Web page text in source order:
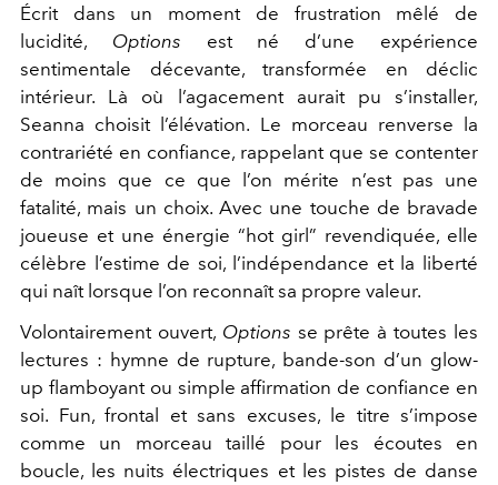
Écrit dans un moment de frustration mêlé de
lucidité, Options est né d’une expérience
sentimentale décevante, transformée en déclic
intérieur. Là où l’agacement aurait pu s’installer,
Seanna choisit l’élévation. Le morceau renverse la
contrariété en confiance, rappelant que se contenter
de moins que ce que l’on mérite n’est pas une
fatalité, mais un choix. Avec une touche de bravade
joueuse et une énergie “hot girl” revendiquée, elle
célèbre l’estime de soi, l’indépendance et la liberté
qui naît lorsque l’on reconnaît sa propre valeur.
Volontairement ouvert, Options se prête à toutes les
lectures : hymne de rupture, bande-son d’un glow-
up flamboyant ou simple affirmation de confiance en
soi. Fun, frontal et sans excuses, le titre s’impose
comme un morceau taillé pour les écoutes en
boucle, les nuits électriques et les pistes de danse